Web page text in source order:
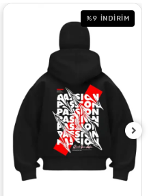
%9 İNDİRİM